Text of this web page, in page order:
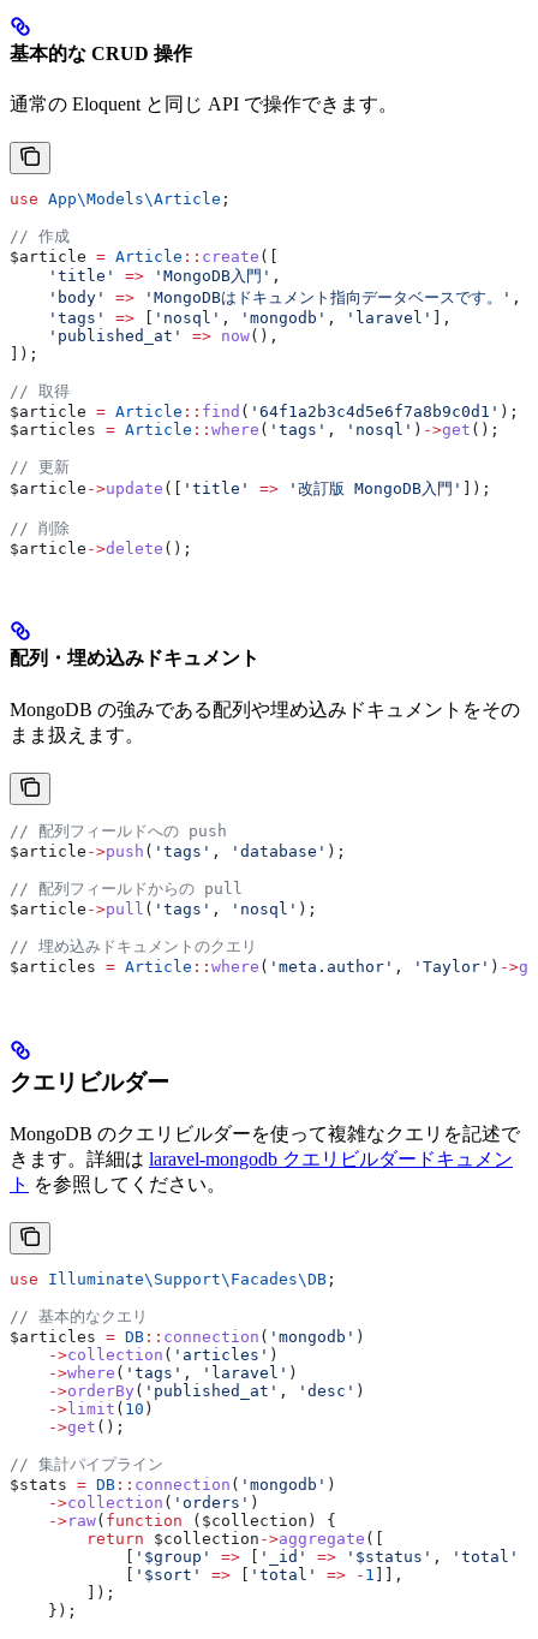
基本的な CRUD 操作
通常の Eloquent と同じ API で操作できます。
use App\Models\Article ;
// 作成
$article = Article :: create ([
    'title'
=> 'MongoDB入門' ,
    'body'
=> 'MongoDBはドキュメント指向データベースです。' ,
    'tags'
=> 'nosql' , 'mongodb' , 'laravel'
],
    'published_at'
=> now(),
]);
// 取得
$article = Article :: find ( '64f1a2b3c4d5e6f7a8b9c0d1' );
$articles = Article :: where ( 'tags' , 'nosql' ) ->get ();
// 更新
$article ->update ([ 'title' => '改訂版 MongoDB入門' ]);
// 削除
$article ->delete ();
配列・埋め込みドキュメント
MongoDB の強みである配列や埋め込みドキュメントをその
まま扱えます。
// 配列フィールドへの push
$article ->push ( 'tags' , 'database' );
// 配列フィールドからの pull
$article ->pull ( 'tags' , 'nosql' );
// 埋め込みドキュメントのクエリ
$articles = Article :: where ( 'meta.author' , 'Taylor' ) ->
クエリビルダー
MongoDB のクエリビルダーを使って複雑なクエリを記述で
きます。詳細は laravel-mongodb クエリビルダードキュメン
ト を参照してください。
use Illuminate\Support\Facades\DB ;
// 基本的なクエリ
$articles = DB :: connection ( 'mongodb' )
    ->
collection ( 'articles' )
    ->
where ( 'tags' , 'laravel' )
    ->
orderBy ( 'published_at' , 'desc' )
    ->
limit ( 10 )
    ->
get ();
// 集計パイプライン
$stats = DB :: connection ( 'mongodb' )
    ->
collection ( 'orders' )
    ->
raw( function ( $collection ) {
        return
$collection ->aggregate ([
'$group' => '_id' => '$status' , 'total'
'$sort' => 'total' => - 1 ]],
        ]);
    });